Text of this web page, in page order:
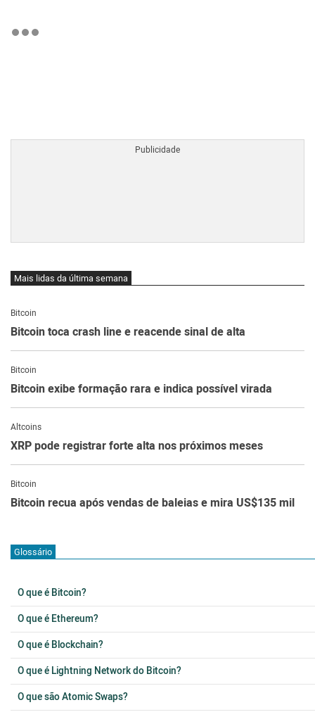
Mais lidas da última semana
Bitcoin
Bitcoin toca crash line e reacende sinal de alta
Bitcoin
Bitcoin exibe formação rara e indica possível virada
Altcoins
XRP pode registrar forte alta nos próximos meses
Bitcoin
Bitcoin recua após vendas de baleias e mira US$135 mil
Glossário
O que é Bitcoin?
O que é Ethereum?
O que é Blockchain?
O que é Lightning Network do Bitcoin?
O que são Atomic Swaps?